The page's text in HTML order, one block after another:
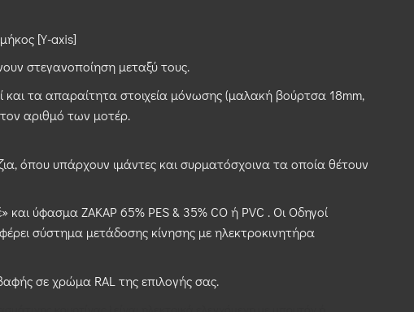
[Y-axis]
στεγανοποίηση μεταξύ τους.
και τα απαραίτητα στοιχεία μόνωσης (μαλακή βούρτσα 18mm,
αριθμό των μοτέρ.
όπου υπάρχουν ιμάντες και συρματόσχοινα τα οποία θέτουν
ύφασμα ΖΑΚΑΡ 65% PES & 35% CO ή PVC . Οι Οδηγοί
σύστημα μετάδοσης κίνησης με ηλεκτροκινητήρα
σε χρώμα RAL της επιλογής σας.